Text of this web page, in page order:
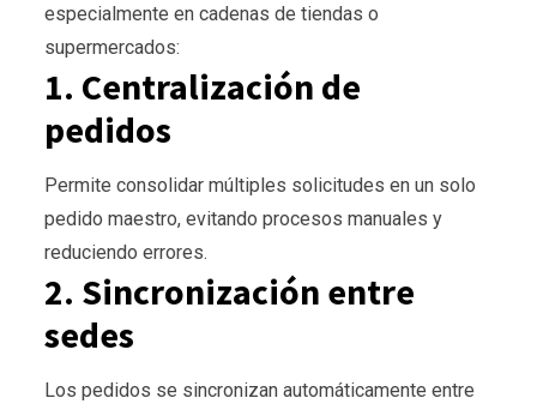
especialmente en cadenas de tiendas o
supermercados:
1. Centralización de
pedidos
Permite consolidar múltiples solicitudes en un solo
pedido maestro, evitando procesos manuales y
reduciendo errores.
2. Sincronización entre
sedes
Los pedidos se sincronizan automáticamente entre